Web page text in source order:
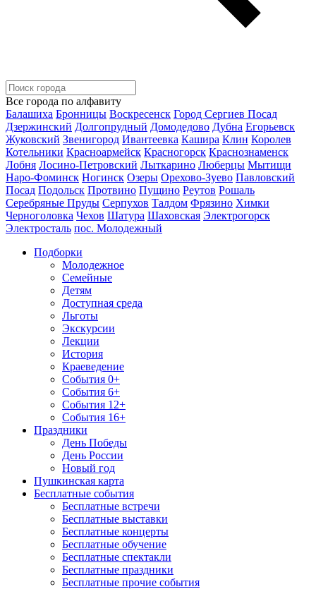
Все города по алфавиту
Балашиха Бронницы Воскресенск Город Сергиев Посад
Дзержинский Долгопрудный Домодедово Дубна Егорьевск
Жуковский Звенигород Ивантеевка Кашира Клин Королев
Котельники Красноармейск Красногорск Краснознаменск
Лобня Лосино-Петровский Лыткарино Люберцы Мытищи
Наро-Фоминск Ногинск Озеры Орехово-Зуево Павловский
Посад Подольск Протвино Пущино Реутов Рошаль
Серебряные Пруды Серпухов Талдом Фрязино Химки
Черноголовка Чехов Шатура Шаховская Электрогорск
Электросталь пос. Молодежный
Подборки
Молодежное
Семейные
Детям
Доступная среда
Льготы
Экскурсии
Лекции
История
Краеведение
События 0+
События 6+
События 12+
События 16+
Праздники
День Победы
День России
Новый год
Пушкинская карта
Бесплатные события
Бесплатные встречи
Бесплатные выставки
Бесплатные концерты
Бесплатные обучение
Бесплатные спектакли
Бесплатные праздники
Бесплатные прочие события